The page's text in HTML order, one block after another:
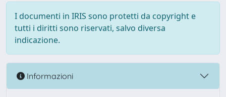
I documenti in IRIS sono protetti da copyright e
tutti i diritti sono riservati, salvo diversa
indicazione.
Informazioni